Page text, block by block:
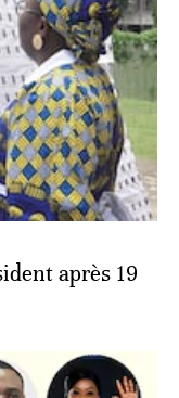
après 19